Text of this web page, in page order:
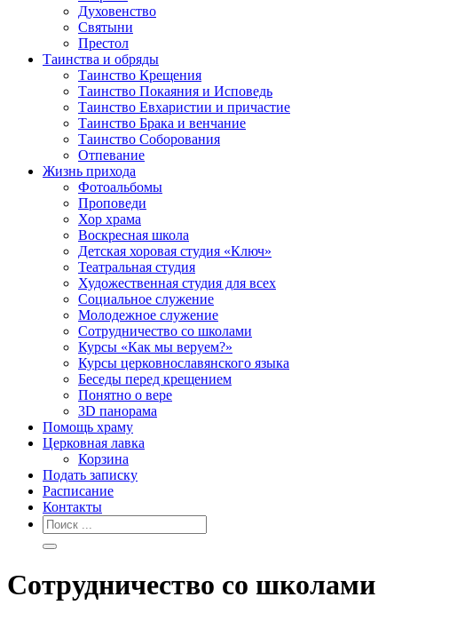
Духовенство
Святыни
Престол
Таинства и обряды
Таинство Крещения
Таинство Покаяния и Исповедь
Таинство Евхаристии и причастие
Таинство Брака и венчание
Таинство Соборования
Отпевание
Жизнь прихода
Фотоальбомы
Проповеди
Хор храма
Воскресная школа
Детская хоровая студия «Ключ»
Театральная студия
Х​удожественная студия для всех
Социальное служение
Молодежное служение
Сотрудничество со школами
Курсы «Как мы веруем?»
Курсы церковнославянского языка
Беседы перед крещением
Понятно о вере
3D панорама
Помощь храму
Церковная лавка
Корзина
Подать записку
Расписание
Контакты
Сотрудничество со школами